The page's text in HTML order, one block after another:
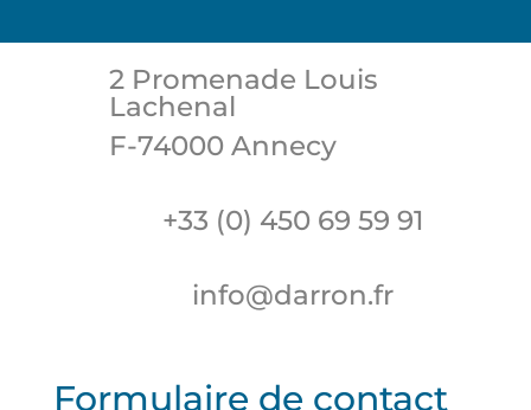
2 Promenade Louis
Lachenal
F-74000 Annecy
+33 (0) 450 69 59 91
info@darron.fr
Formulaire de contact